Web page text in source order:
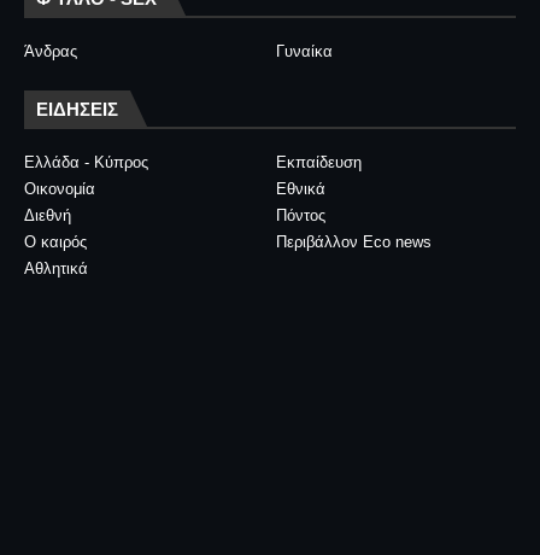
Άνδρας Γυναίκα
ΕΙΔΗΣΕΙΣ
Ελλάδα - Κύπρος
Εκπαίδευση
Οικονομία
Εθνικά
Διεθνή
Πόντος
Ο καιρός
Περιβάλλον Eco news
Αθλητικά